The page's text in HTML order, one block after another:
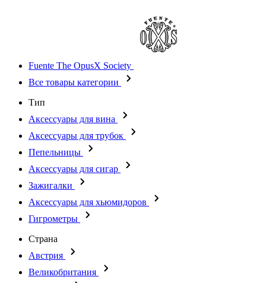
Fuente The OpusX Society
Все товары категории
Тип
Аксессуары для вина
Аксессуары для трубок
Пепельницы
Аксессуары для сигар
Зажигалки
Аксессуары для хьюмидоров
Гигрометры
Страна
Австрия
Великобритания